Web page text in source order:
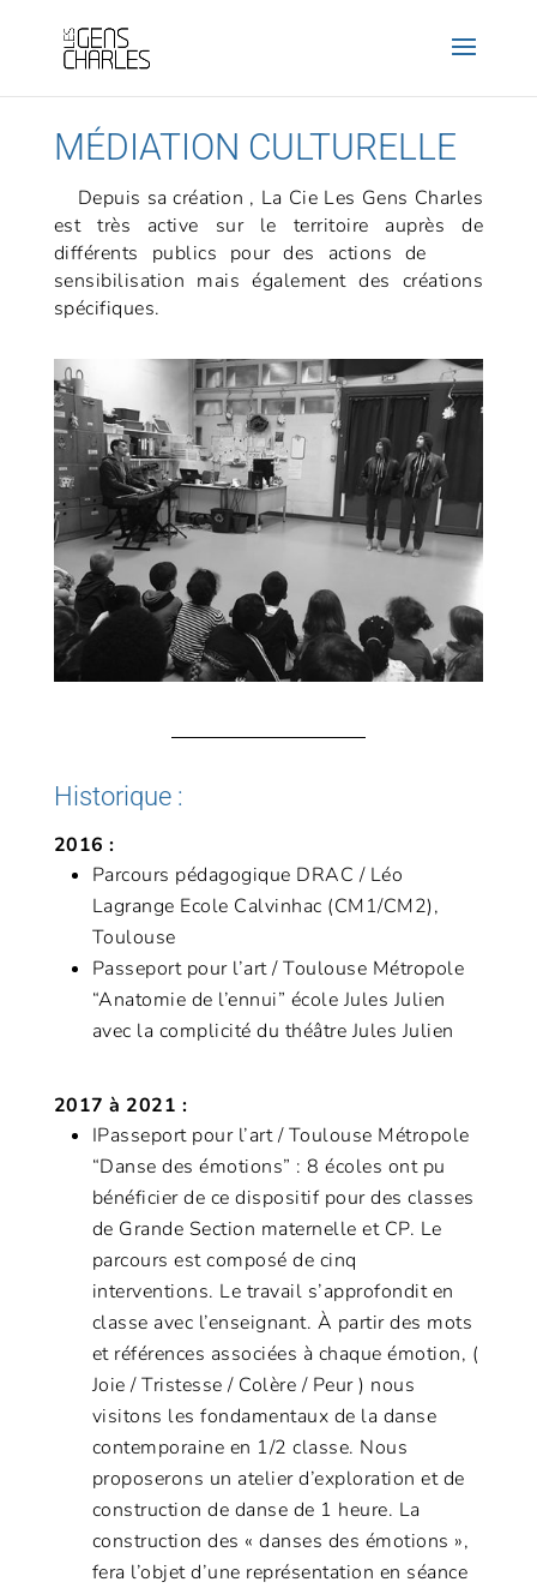
MÉDIATION CULTURELLE
Depuis sa création , La Cie Les Gens Charles
est très active sur le territoire auprès de
différents publics pour des actions de
sensibilisation mais également des créations
spécifiques.
Historique :
2016 :
Parcours pédagogique DRAC / Léo
Lagrange Ecole Calvinhac (CM1/CM2),
Toulouse
Passeport pour l’art / Toulouse Métropole
“Anatomie de l’ennui” école Jules Julien
avec la complicité du théâtre Jules Julien
2017 à 2021 :
IPasseport pour l’art / Toulouse Métropole
“Danse des émotions” : 8 écoles ont pu
bénéficier de ce dispositif pour des classes
de Grande Section maternelle et CP. Le
parcours est composé de cinq
interventions. Le travail s’approfondit en
classe avec l’enseignant. À partir des mots
et références associées à chaque émotion, (
Joie / Tristesse / Colère / Peur ) nous
visitons les fondamentaux de la danse
contemporaine en 1/2 classe. Nous
proposerons un atelier d’exploration et de
construction de danse de 1 heure. La
construction des « danses des émotions »,
fera l’objet d’une représentation en séance